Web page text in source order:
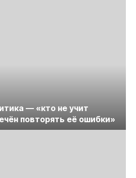
— «кто не учит
повторять её ошибки»